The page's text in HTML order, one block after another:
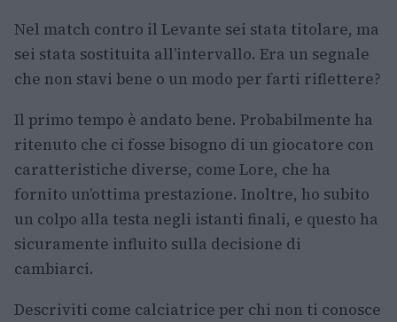
Nel match contro il Levante sei stata titolare, ma
sei stata sostituita all’intervallo. Era un segnale
che non stavi bene o un modo per farti riflettere?
Il primo tempo è andato bene. Probabilmente ha
ritenuto che ci fosse bisogno di un giocatore con
caratteristiche diverse, come Lore, che ha
fornito un’ottima prestazione. Inoltre, ho subito
un colpo alla testa negli istanti finali, e questo ha
sicuramente influito sulla decisione di
cambiarci.
Descriviti come calciatrice per chi non ti conosce